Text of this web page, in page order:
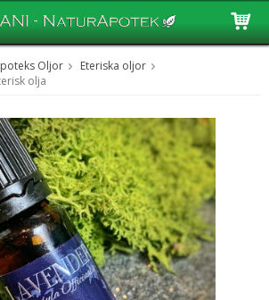
har blivit tillagd i varukorgen
Oljor
Eteriska oljor
olja